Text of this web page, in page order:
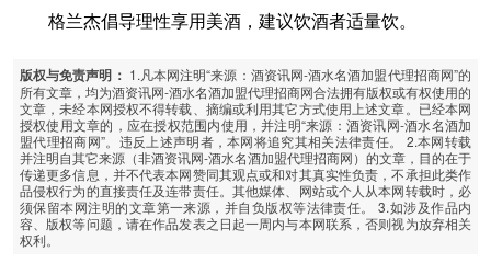
格兰杰倡导理性享用美酒，建议饮酒者适量饮。
版权与免责声明： 1.凡本网注明“来源：酒资讯网-酒水名酒加盟代理招商网”的
所有文章，均为酒资讯网-酒水名酒加盟代理招商网合法拥有版权或有权使用的
文章，未经本网授权不得转载、摘编或利用其它方式使用上述文章。已经本网
授权使用文章的，应在授权范围内使用，并注明“来源：酒资讯网-酒水名酒加
盟代理招商网”。违反上述声明者，本网将追究其相关法律责任。 2.本网转载
并注明自其它来源（非酒资讯网-酒水名酒加盟代理招商网）的文章，目的在于
传递更多信息，并不代表本网赞同其观点或和对其真实性负责，不承担此类作
品侵权行为的直接责任及连带责任。其他媒体、网站或个人从本网转载时，必
须保留本网注明的文章第一来源，并自负版权等法律责任。 3.如涉及作品内
容、版权等问题，请在作品发表之日起一周内与本网联系，否则视为放弃相关
权利。